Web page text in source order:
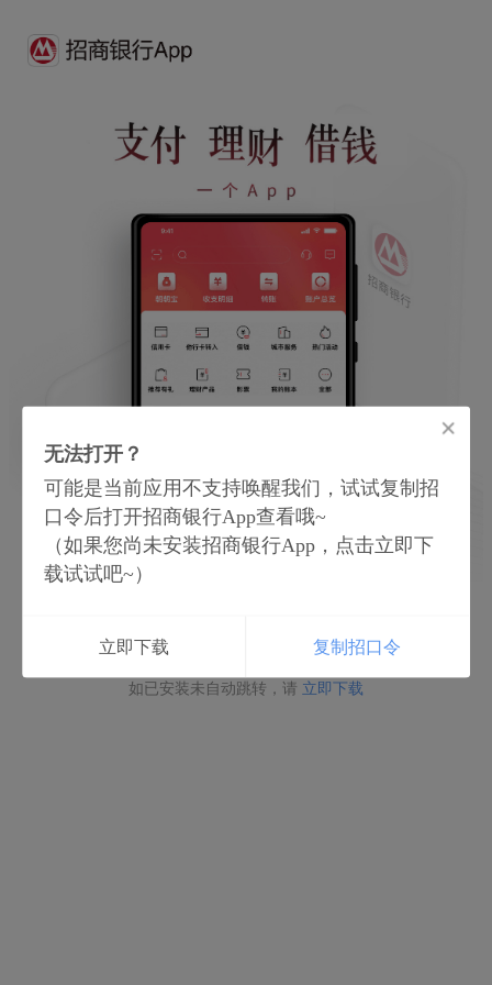
无法打开？
可能是当前应用不支持唤醒我们，试试复制招
口令后打开招商银行App查看哦~
（如果您尚未安装招商银行App，点击立即下
载试试吧~）
立即下载 复制招口令
如已安装未自动跳转，请 立即下载